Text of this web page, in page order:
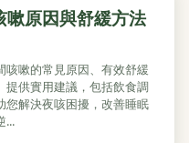
嗽原因與舒緩方法
咳嗽的常見原因、有效舒緩
提供實用建議，包括飲食調
您解決夜咳困擾，改善睡眠
...